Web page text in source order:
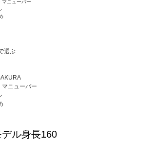
マニューバー
選ぶ
マニューバー
デル身長160